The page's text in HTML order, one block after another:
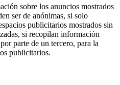
sobre los anuncios mostrados
ser de anónimas, si solo
publicitarios mostrados sin
si recopilan información
parte de un tercero, para la
publicitarios.